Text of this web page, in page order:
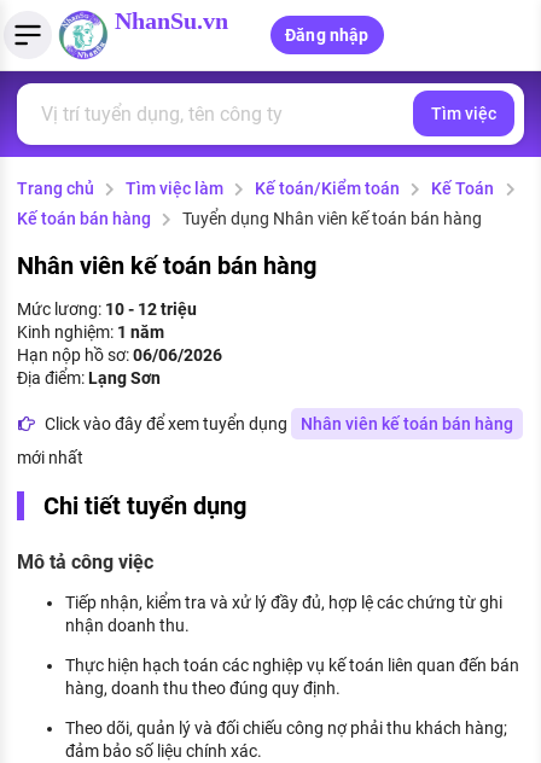
NhanSu.vn
Đăng nhập
Tìm việc làm
Việc làm ngành luật
Việc làm tốt nhất
CÔNG TY
Danh sách nhà tuyển dụng
Quản lý CV
Tải CV lên
MẪU CV THEO STYLE
Mẫu CV đơn giản
Mẫu CV hiện đại
Tính lương Gross - Net
Tính thuế thu nhập cá nhân
PHÁP LUẬT VIỆT NAM
Văn bản pháp luật
Chính sách mới
PHÁP LUẬT LAO ĐỘNG
Lao động và tiền lương
Bảo hiểm và phúc lợi
Thuế thu nhập
Hồ sơ biểu mẫu
Chính sách lao động
KHÁM PHÁ NGHỀ NGHIỆP
Tử vi nghề nghiệp
Kỹ năng nghề nghiệp
HƯỚNG NGHIỆP VIỆC LÀM
Đặc trưng từng nghề
Tìm việc
Trang chủ Tìm việc làm Kế toán/Kiểm toán
Kế Toán
Kế toán bán hàng
Tuyển dụng Nhân viên kế toán bán hàng
Nhân viên kế toán bán hàng
Mức lương: 10 - 12 triệu
Kinh nghiệm: 1 năm
Hạn nộp hồ sơ:06/06/2026
Địa điểm:Lạng Sơn
Click vào đây để xem tuyển dụng
Nhân viên kế toán bán hàng
mới nhất
Chi tiết tuyển dụng
Mô tả công việc
Tiếp nhận, kiểm tra và xử lý đầy đủ, hợp lệ các chứng từ ghi
nhận doanh thu.
Thực hiện hạch toán các nghiệp vụ kế toán liên quan đến bán
hàng, doanh thu theo đúng quy định.
Theo dõi, quản lý và đối chiếu công nợ phải thu khách hàng;
đảm bảo số liệu chính xác.